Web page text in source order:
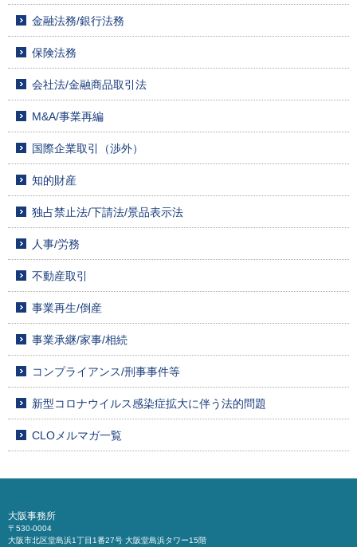
金融法務/銀行法務
保険法務
会社法/金融商品取引法
M&A/事業再編
国際企業取引（渉外）
知的財産
独占禁止法/下請法/景品表示法
人事/労務
不動産取引
事業再生/倒産
事業承継/家事/相続
コンプライアンス/刑事事件等
新型コロナウイルス感染症拡大に伴う法的問題
CLOメルマガ一覧
大阪事務所
〒530-0004
大阪市北区堂島浜1丁目1番27号 大阪堂島浜タワー15階